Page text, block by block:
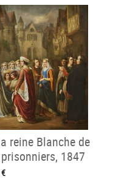
reine Blanche de
1847